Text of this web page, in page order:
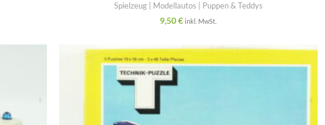
Spielzeug | Modellautos | Puppen & Teddys
9,50€ inkl. MwSt.